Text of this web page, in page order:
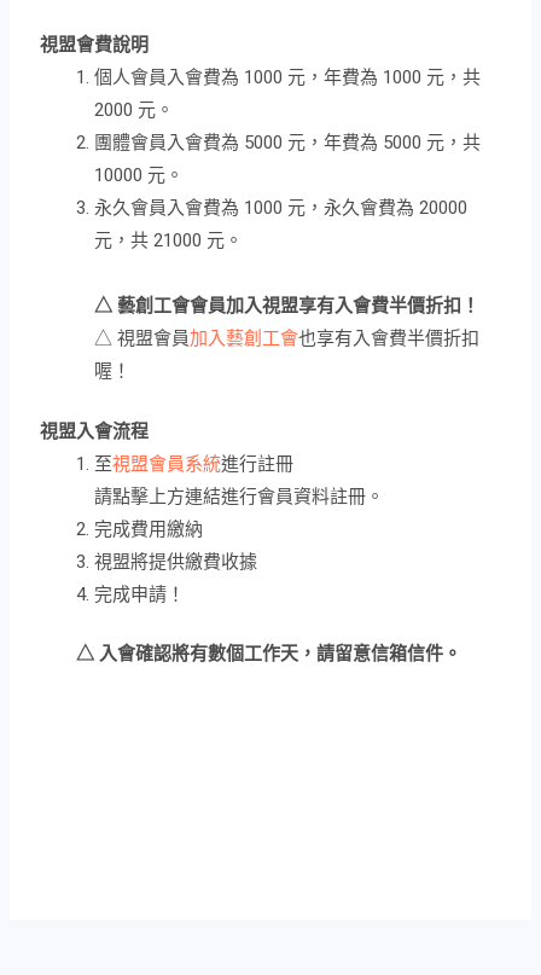
視盟會費說明
個人會員入會費為 1000 元，年費為 1000 元，共
2000 元。
團體會員入會費為 5000 元，年費為 5000 元，共
10000 元。
永久會員入會費為 1000 元，永久會費為 20000
元，共 21000 元。
△ 藝創工會會員加入視盟享有入會費半價折扣！
△ 視盟會員加入藝創工會也享有入會費半價折扣
喔！
視盟入會流程
至視盟會員系統進行註冊
請點擊上方連結進行會員資料註冊。
完成費用繳納
視盟將提供繳費收據
完成申請！
△ 入會確認將有數個工作天，請留意信箱信件。